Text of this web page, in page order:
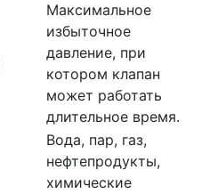
Максимальное
избыточное
давление, при
котором клапан
может работать
длительное время.
Вода, пар, газ,
нефтепродукты,
химические